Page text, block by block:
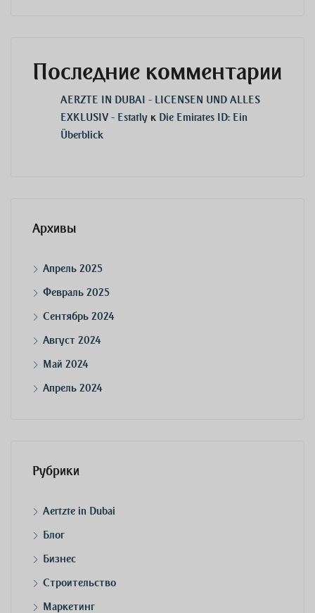
Последние комментарии
AERZTE IN DUBAI - LICENSEN UND ALLES
EXKLUSIV - Estatly к Die Emirates ID: Ein
Überblick
Архивы
Апрель 2025
Февраль 2025
Сентябрь 2024
Август 2024
Май 2024
Апрель 2024
Рубрики
Aertzte in Dubai
Блог
Бизнес
Строительство
Маркетинг